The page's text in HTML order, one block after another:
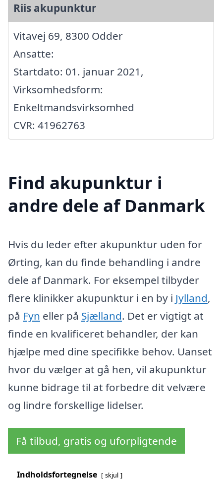
Riis akupunktur
Vitavej 69, 8300 Odder
Ansatte:
Startdato: 01. januar 2021,
Virksomhedsform:
Enkeltmandsvirksomhed
CVR: 41962763
Find akupunktur i
andre dele af Danmark
Hvis du leder efter akupunktur uden for
Ørting, kan du finde behandling i andre
dele af Danmark. For eksempel tilbyder
flere klinikker akupunktur i en by i Jylland,
på Fyn eller på Sjælland. Det er vigtigt at
finde en kvalificeret behandler, der kan
hjælpe med dine specifikke behov. Uanset
hvor du vælger at gå hen, vil akupunktur
kunne bidrage til at forbedre dit velvære
og lindre forskellige lidelser.
Få tilbud, gratis og uforpligtende
Indholdsfortegnelse skjul